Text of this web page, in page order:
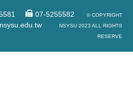
07-5255582
© COPYRIGHT
NSYSU 2023 ALL RIGHTS
RESERVE